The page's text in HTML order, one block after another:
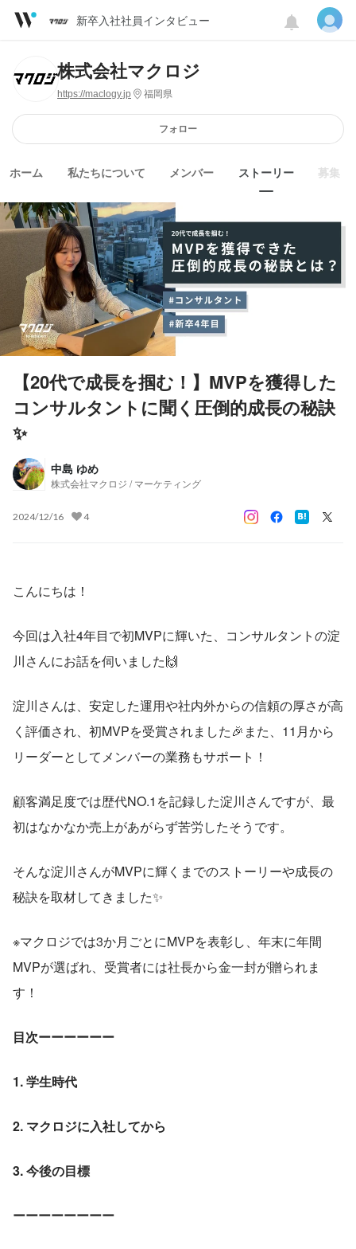
新卒入社社員インタビュー
株式会社マクロジ
https://maclogy.jp 福岡県
フォロー
ホーム 私たちについて メンバー ストーリー 募集
【20代で成長を掴む！】MVPを獲得した
コンサルタントに聞く圧倒的成長の秘訣
✨
中島 ゆめ
株式会社マクロジ / マーケティング
2024/12/16 4
こんにちは！
今回は入社4年目で初MVPに輝いた、コンサルタントの淀
川さんにお話を伺いました🙌
淀川さんは、安定した運用や社内外からの信頼の厚さが高
く評価され、初MVPを受賞されました🎉また、11月から
リーダーとしてメンバーの業務もサポート！
顧客満足度では歴代NO.1を記録した淀川さんですが、最
初はなかなか売上があがらず苦労したそうです。
そんな淀川さんがMVPに輝くまでのストーリーや成長の
秘訣を取材してきました✨
※マクロジでは3か月ごとにMVPを表彰し、年末に年間
MVPが選ばれ、受賞者には社長から金一封が贈られま
す！
目次ーーーーーー
1. 学生時代
2. マクロジに入社してから
3. 今後の目標
ーーーーーーーー